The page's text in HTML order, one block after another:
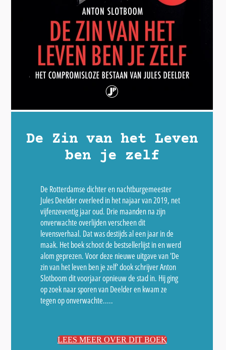
De Zin van het Leven
ben je zelf
De Rotterdamse dichter en nachtburgemeester
Jules Deelder overleed in het najaar van 2019, net
vijfenzeventig jaar oud. Drie maanden na zijn
onverwachte overlijden verscheen dit
levensverhaal. Dat was destijds al een jaar in de
maak. Het boek schoot de bestsellerlijst in en werd
alom geprezen. Voor deze nieuwe uitgave van 'De
zin van het leven ben je zelf' dook schrijver Anton
Slotboom dit voorjaar opnieuw de stad in. Hij ging
op zoek naar sporen van Deelder en kwam ze
tegen op onverwachte.....
LEES MEER OVER DIT BOEK